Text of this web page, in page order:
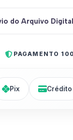
do Arquivo
PAGAMENTO
Pix Crédito